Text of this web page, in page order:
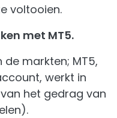
voltooien.
met MT5.
de markten; MT5,
werkt in
het gedrag van